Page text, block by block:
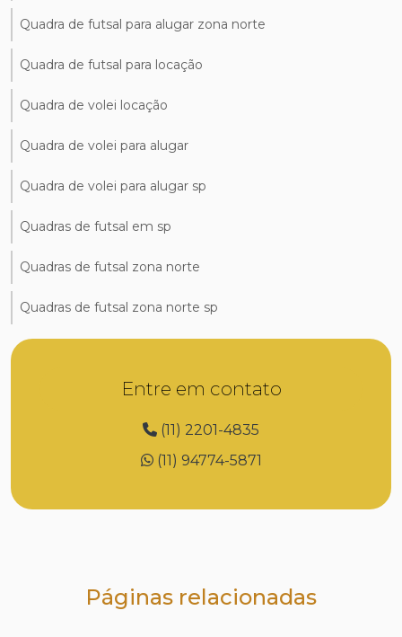
Quadra de futsal para alugar zona norte
Quadra de futsal para locação
Quadra de volei locação
Quadra de volei para alugar
Quadra de volei para alugar sp
Quadras de futsal em sp
Quadras de futsal zona norte
Quadras de futsal zona norte sp
Entre em contato
(11) 2201-4835
(11) 94774-5871
Páginas relacionadas